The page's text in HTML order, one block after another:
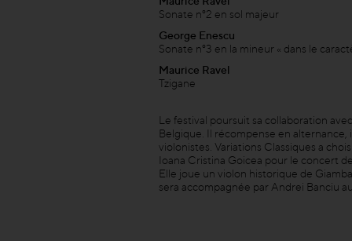
Sonate n°2 en sol majeur
George Enescu
Sonate n°3 en la mineur « dans le
Maurice Ravel
Tzigane
Le festival poursuit sa collaboration
Belgique. Il récompense en
violonistes. Variations Classiques a
Ioana Cristina Goicea pour le concert
Elle joue un violon historique de
sera accompagnée par Andrei Banciu